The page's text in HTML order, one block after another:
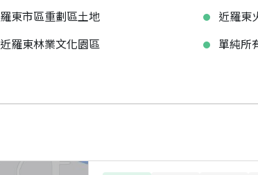
羅東市區重劃區土地
近羅東
近羅東林業文化園區
單純所